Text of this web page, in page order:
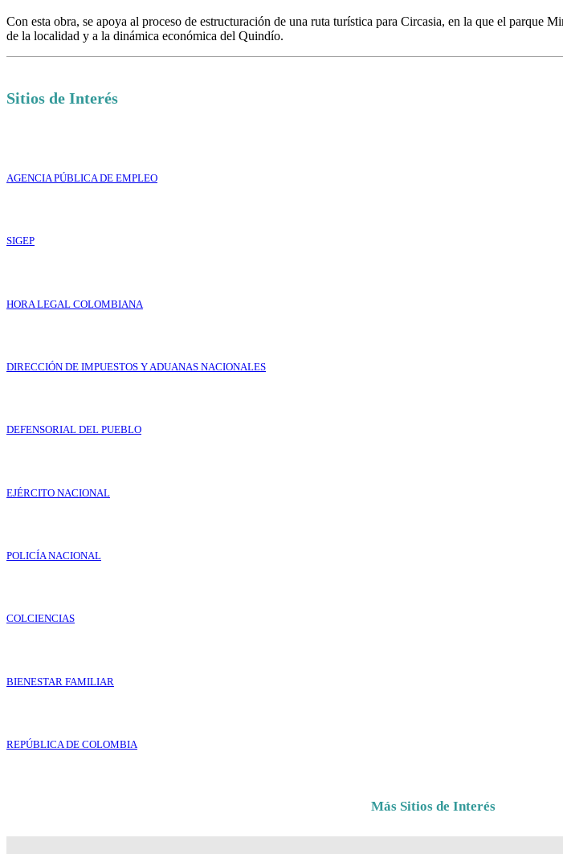
Con esta obra, se apoya al proceso de estructuración de una ruta turística para Circasia, en la que el parque
de la localidad y a la dinámica económica del Quindío.
Sitios de Interés
AGENCIA PÚBLICA DE EMPLEO
SIGEP
HORA LEGAL COLOMBIANA
DIRECCIÓN DE IMPUESTOS Y ADUANAS NACIONALES
DEFENSORIAL DEL PUEBLO
EJÉRCITO NACIONAL
POLICÍA NACIONAL
COLCIENCIAS
BIENESTAR FAMILIAR
REPÚBLICA DE COLOMBIA
Más Sitios de Interés